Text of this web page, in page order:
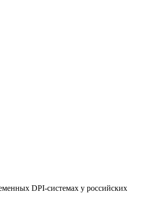
DPI-системах у российских